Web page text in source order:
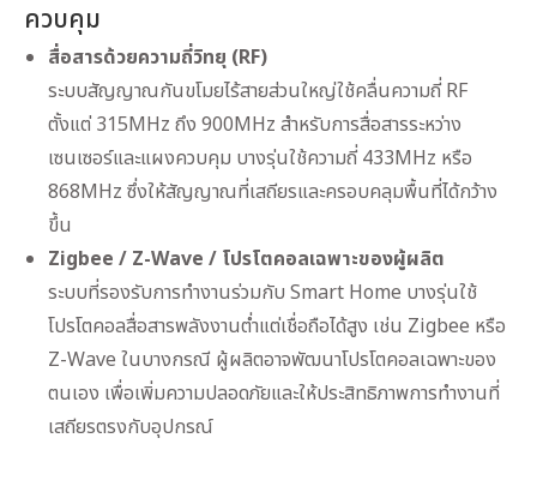
ควบคุม
สื่อสารด้วยความถี่วิทยุ (RF)
ระบบสัญญาณกันขโมยไร้สายส่วนใหญ่ใช้คลื่นความถี่ RF
ตั้งแต่ 315MHz ถึง 900MHz สำหรับการสื่อสารระหว่าง
เซนเซอร์และแผงควบคุม บางรุ่นใช้ความถี่ 433MHz หรือ
868MHz ซึ่งให้สัญญาณที่เสถียรและครอบคลุมพื้นที่ได้กว้าง
ขึ้น
Zigbee / Z-Wave / โปรโตคอลเฉพาะของผู้ผลิต
ระบบที่รองรับการทำงานร่วมกับ Smart Home บางรุ่นใช้
โปรโตคอลสื่อสารพลังงานต่ำแต่เชื่อถือได้สูง เช่น Zigbee หรือ
Z-Wave ในบางกรณี ผู้ผลิตอาจพัฒนาโปรโตคอลเฉพาะของ
ตนเอง เพื่อเพิ่มความปลอดภัยและให้ประสิทธิภาพการทำงานที่
เสถียรตรงกับอุปกรณ์